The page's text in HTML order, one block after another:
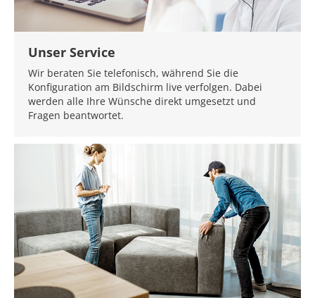
Unser Service
Wir beraten Sie telefonisch, während Sie die
Konfiguration am Bildschirm live verfolgen. Dabei
werden alle Ihre Wünsche direkt umgesetzt und
Fragen beantwortet.